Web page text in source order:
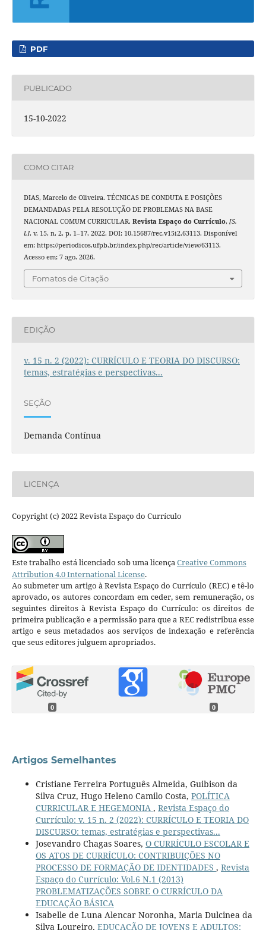
PDF
PUBLICADO
15-10-2022
COMO CITAR
DIAS, Marcelo de Oliveira. TÉCNICAS DE CONDUTA E POSIÇÕES
DEMANDADAS PELA RESOLUÇÃO DE PROBLEMAS NA BASE
NACIONAL COMUM CURRICULAR. Revista Espaço do Currículo, [S.
l.], v. 15, n. 2, p. 1–17, 2022. DOI: 10.15687/rec.v15i2.63113. Disponível
em: https://periodicos.ufpb.br/index.php/rec/article/view/63113.
Acesso em: 7 ago. 2026.
Fomatos de Citação
EDIÇÃO
v. 15 n. 2 (2022): CURRÍCULO E TEORIA DO DISCURSO:
temas, estratégias e perspectivas...
SEÇÃO
Demanda Contínua
LICENÇA
Copyright (c) 2022 Revista Espaço do Currículo
Este trabalho está licenciado sob uma licençaCreative Commons
Attribution 4.0 International License.
Ao submeter um artigo à Revista Espaço do Currículo (REC) e tê-lo
aprovado, os autores concordam em ceder, sem remuneração, os
seguintes direitos à Revista Espaço do Currículo: os direitos de
primeira publicação e a permissão para que a REC redistribua esse
artigo e seus metadados aos serviços de indexação e referência
que seus editores julguem apropriados.
0 0
Artigos Semelhantes
Cristiane Ferreira Português Almeida, Guibison da
Silva Cruz, Hugo Heleno Camilo Costa, POLÍTICA
CURRICULAR E HEGEMONIA , Revista Espaço do
Currículo: v. 15 n. 2 (2022): CURRÍCULO E TEORIA DO
DISCURSO: temas, estratégias e perspectivas...
Josevandro Chagas Soares, O CURRÍCULO ESCOLAR E
OS ATOS DE CURRÍCULO: CONTRIBUIÇÕES NO
PROCESSO DE FORMAÇÃO DE IDENTIDADES , Revista
Espaço do Currículo: Vol.6 N.1 (2013)
PROBLEMATIZAÇÕES SOBRE O CURRÍCULO DA
EDUCAÇÃO BÁSICA
Isabelle de Luna Alencar Noronha, Maria Dulcinea da
Silva Loureiro, EDUCAÇÃO DE JOVENS E ADULTOS: